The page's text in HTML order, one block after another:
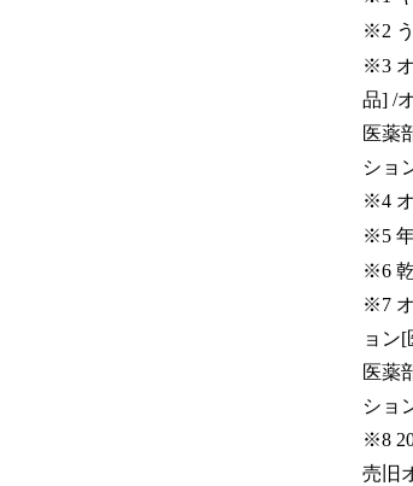
※2
※3
品] /
医薬
ショ
※4
※5
※6
※7
ョン
医薬
ショ
※8
売旧